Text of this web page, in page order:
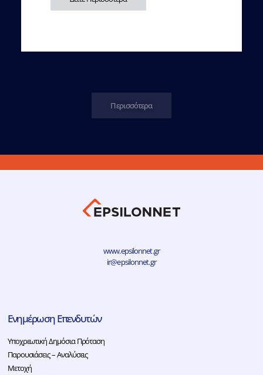
Περισσότερα
www.epsilonnet.gr
ir@epsilonnet.gr
Ενημέρωση Επενδυτών
Υποχρεωτική Δημόσια Πρόταση
Παρουσιάσεις – Αναλύσεις
Μετοχή